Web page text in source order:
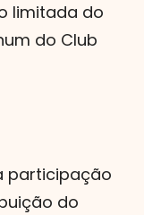
limitada do
do Club
participação
do